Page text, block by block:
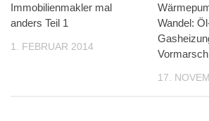
Immobilienmakler mal
anders Teil 1
1. FEBRUAR 2014
Wandel:
Vormarsch
17.